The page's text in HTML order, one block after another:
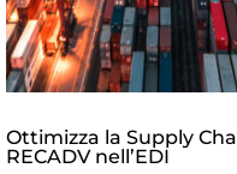
Ottimizza la Supply
RECADV nell’EDI